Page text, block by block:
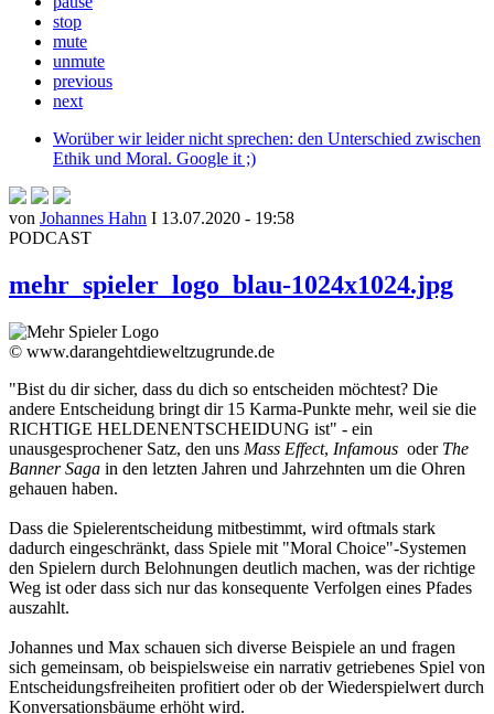
stop
mute
unmute
previous
next
Worüber wir leider nicht sprechen: den Unterschied zwischen
Ethik und Moral. Google it ;)
von Johannes Hahn I 13.07.2020 - 19:58
PODCAST
mehr_spieler_logo_blau-1024x1024.jpg
© www.darangehtdieweltzugrunde.de
"Bist du dir sicher, dass du dich so entscheiden möchtest? Die
andere Entscheidung bringt dir 15 Karma-Punkte mehr, weil sie die
RICHTIGE HELDENENTSCHEIDUNG ist" - ein
unausgesprochener Satz, den uns Mass Effect, Infamous oder The
Banner Saga in den letzten Jahren und Jahrzehnten um die Ohren
gehauen haben.
Dass die Spielerentscheidung mitbestimmt, wird oftmals stark
dadurch eingeschränkt, dass Spiele mit "Moral Choice"-Systemen
den Spielern durch Belohnungen deutlich machen, was der richtige
Weg ist oder dass sich nur das konsequente Verfolgen eines Pfades
auszahlt.
Johannes und Max schauen sich diverse Beispiele an und fragen
sich gemeinsam, ob beispielsweise ein narrativ getriebenes Spiel von
Entscheidungsfreiheiten profitiert oder ob der Wiederspielwert durch
Konversationsbäume erhöht wird.